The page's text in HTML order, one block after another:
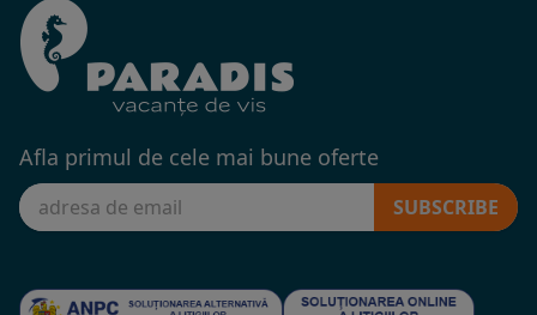
Afla primul de cele mai bune oferte
SUBSCRIBE